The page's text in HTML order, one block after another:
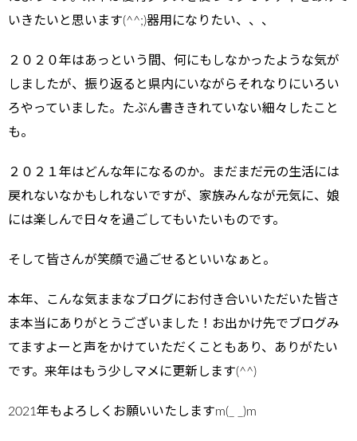
いきたいと思います(^^;)器用になりたい、、、
２０２０年はあっという間、何にもしなかったような気が
しましたが、振り返ると県内にいながらそれなりにいろい
ろやっていました。たぶん書ききれていない細々したこと
も。
２０２１年はどんな年になるのか。まだまだ元の生活には
戻れないなかもしれないですが、家族みんなが元気に、娘
には楽しんで日々を過ごしてもいたいものです。
そして皆さんが笑顔で過ごせるといいなぁと。
本年、こんな気ままなブログにお付き合いいただいた皆さ
ま本当にありがとうございました！お出かけ先でブログみ
てますよーと声をかけていただくこともあり、ありがたい
です。来年はもう少しマメに更新します(^^)
2021年もよろしくお願いいたしますm(_ _)m